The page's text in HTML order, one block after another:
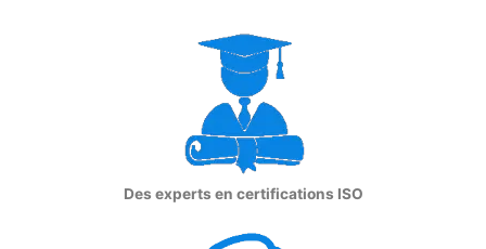
Des experts en certifications ISO